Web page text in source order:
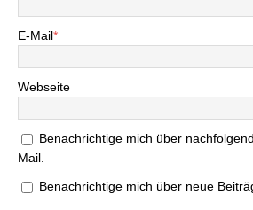
E-Mail*
Webseite
Benachrichtige mich über
Mail.
Benachrichtige mich über neue